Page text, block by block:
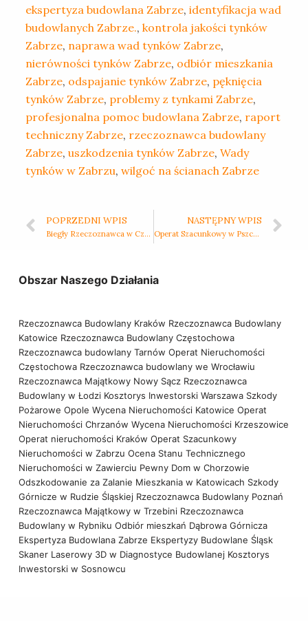
ekspertyza budowlana Zabrze, identyfikacja wad
budowlanych Zabrze., kontrola jakości tynków
Zabrze, naprawa wad tynków Zabrze,
nierówności tynków Zabrze, odbiór mieszkania
Zabrze, odspajanie tynków Zabrze, pęknięcia
tynków Zabrze, problemy z tynkami Zabrze,
profesjonalna pomoc budowlana Zabrze, raport
techniczny Zabrze, rzeczoznawca budowlany
Zabrze, uszkodzenia tynków Zabrze, Wady
tynków w Zabrzu, wilgoć na ścianach Zabrze
POPRZEDNI WPIS
Biegły Rzeczoznawca w Częstochowie – Ekspert, Który Rozwiąże Twoje Problemy z Nieruchomością
NASTĘPNY WPIS
Operat Szacunkowy w Pszczynie – Klucz do Dokładnej Wyceny Twojej Nieruchomości
Obszar Naszego Działania
Rzeczoznawca Budowlany Kraków Rzeczoznawca Budowlany
Katowice Rzeczoznawca Budowlany Częstochowa
Rzeczoznawca budowlany Tarnów Operat Nieruchomości
Częstochowa Rzeczoznawca budowlany we Wrocławiu
Rzeczoznawca Majątkowy Nowy Sącz Rzeczoznawca
Budowlany w Łodzi Kosztorys Inwestorski Warszawa Szkody
Pożarowe Opole Wycena Nieruchomości Katowice Operat
Nieruchomości Chrzanów Wycena Nieruchomości Krzeszowice
Operat nieruchomości Kraków Operat Szacunkowy
Nieruchomości w Zabrzu Ocena Stanu Technicznego
Nieruchomości w Zawierciu Pewny Dom w Chorzowie
Odszkodowanie za Zalanie Mieszkania w Katowicach Szkody
Górnicze w Rudzie Śląskiej Rzeczoznawca Budowlany Poznań
Rzeczoznawca Majątkowy w Trzebini Rzeczoznawca
Budowlany w Rybniku Odbiór mieszkań Dąbrowa Górnicza
Ekspertyza Budowlana Zabrze Ekspertyzy Budowlane Śląsk
Skaner Laserowy 3D w Diagnostyce Budowlanej Kosztorys
Inwestorski w Sosnowcu